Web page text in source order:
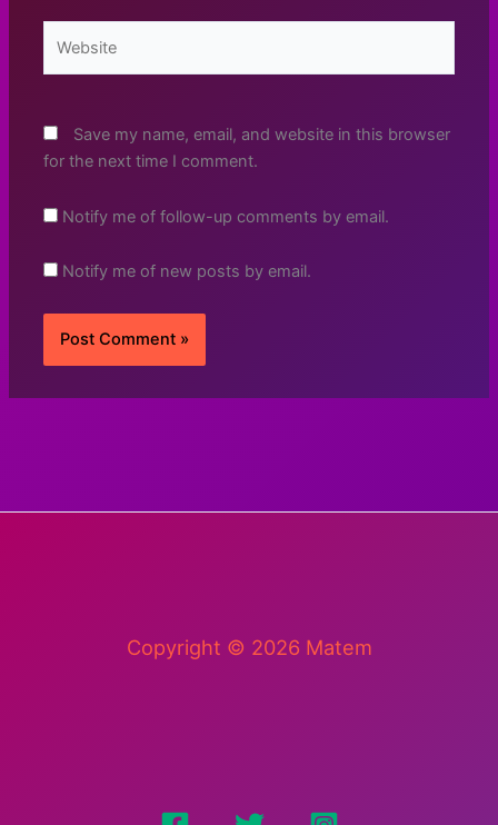
Save my name, email, and website in this browser
for the next time I comment.
Notify me of follow-up comments by email.
Notify me of new posts by email.
Copyright © 2026 Matem